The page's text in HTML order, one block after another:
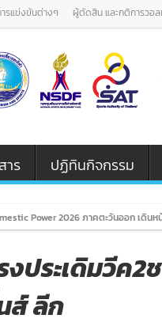
รแข่งขันต่างๆ ผู้ตัดสิน และกติการวอ
าร ปฏิทินกิจกรรม
Power 2026 ภาคตะวันออก เดิ
ประเดิมวีค2
ส์ ลีก